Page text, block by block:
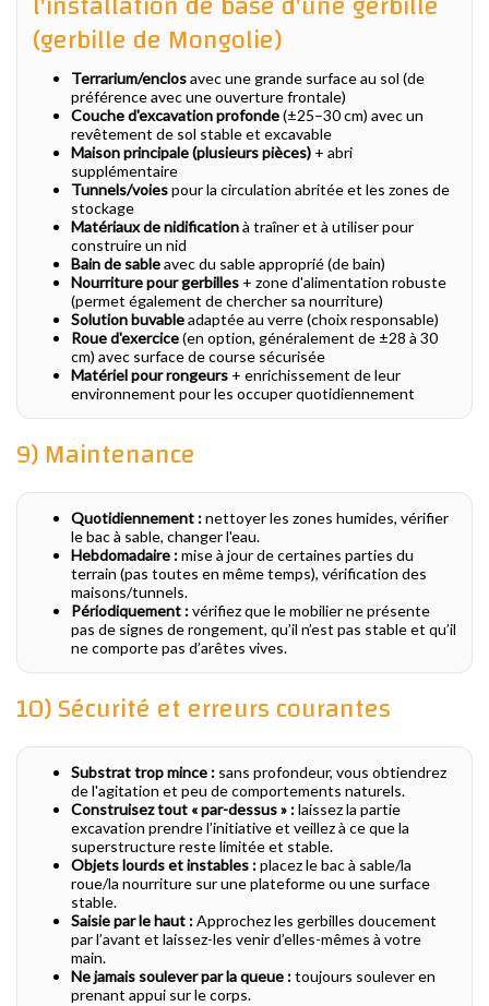
(gerbille de Mongolie)
Terrarium/enclosavec une grande surface au sol (de
préférence avec une ouverture frontale)
Couche d'excavation profonde(±25–30 cm) avec un
revêtement de sol stable et excavable
Maison principale (plusieurs pièces) + abri
supplémentaire
Tunnels/voiespour la circulation abritée et les zones de
stockage
Matériaux de nidificationà traîner et à utiliser pour
construire un nid
Bain de sableavec du sable approprié (de bain)
Nourriture pour gerbilles + zone d'alimentation robuste
(permet également de chercher sa nourriture)
Solution buvableadaptée au verre (choix responsable)
Roue d'exercice(en option, généralement de ±28 à 30
cm) avec surface de course sécurisée
Matériel pour rongeurs + enrichissement de leur
environnement pour les occuper quotidiennement
9) Maintenance
Quotidiennement :nettoyer les zones humides, vérifier
le bac à sable, changer l'eau.
Hebdomadaire :mise à jour de certaines parties du
terrain (pas toutes en même temps), vérification des
maisons/tunnels.
Périodiquement :vérifiez que le mobilier ne présente
pas de signes de rongement, qu’il n’est pas stable et qu’il
ne comporte pas d’arêtes vives.
10) Sécurité et erreurs courantes
Substrat trop mince : sans profondeur, vous obtiendrez
de l'agitation et peu de comportements naturels.
Construisez tout « par-dessus » :laissez la partie
excavation prendre l’initiative et veillez à ce que la
superstructure reste limitée et stable.
Objets lourds et instables :placez le bac à sable/la
roue/la nourriture sur une plateforme ou une surface
stable.
Saisie par le haut :Approchez les gerbilles doucement
par l’avant et laissez-les venir d’elles-mêmes à votre
main.
Ne jamais soulever par la queue :toujours soulever en
prenant appui sur le corps.